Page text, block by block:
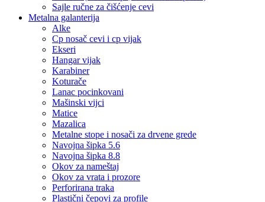
Sajle ručne za čišćenje cevi
Metalna galanterija
Alke
Cp nosač cevi i cp vijak
Ekseri
Hangar vijak
Karabiner
Koturače
Lanac pocinkovani
Mašinski vijci
Matice
Mazalica
Metalne stope i nosači za drvene grede
Navojna šipka 5.6
Navojna šipka 8.8
Okov za nameštaj
Okov za vrata i prozore
Perforirana traka
Plastični čepovi za profile